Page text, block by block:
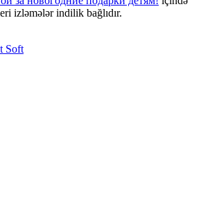
izləmələr indilik bağlıdır.
Soft